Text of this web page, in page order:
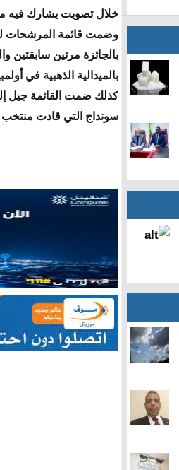
خلال تصويت يشارك فيه
وضمت قائمة المرشحات
بالجائزة مرتين سابقتين
بالميدالية الذهبية في
سونداج التي قادت منتخب السويد لفضية